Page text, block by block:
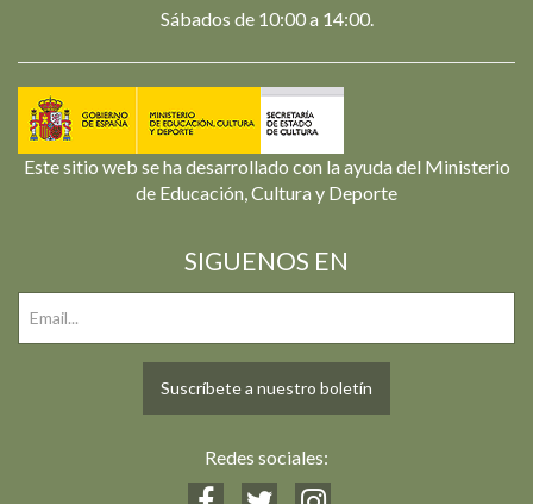
Sábados de 10:00 a 14:00.
Este sitio web se ha desarrollado con la ayuda del Ministerio
de Educación, Cultura y Deporte
SIGUENOS EN
Suscríbete a nuestro boletín
Redes sociales: